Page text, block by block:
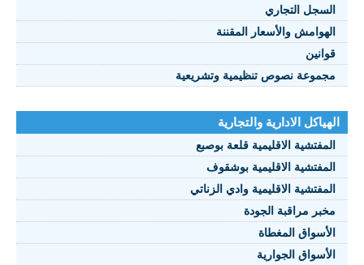
التجاري
والأسعار المقننة
نصوص تنظيمية وتشريعية
الادارية والتجارية
الاقليمية قلعة بوصبع
الاقليمية بوشقوف
الاقليمية وادي الزناتي
مراقبة الجودة
المغطاة
الجوارية